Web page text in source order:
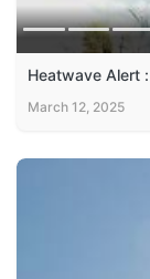
Heatwave Alert :
March 12, 2025